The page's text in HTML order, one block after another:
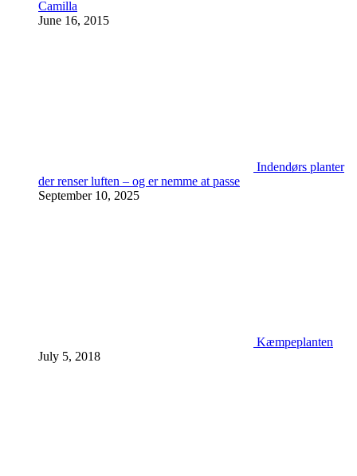
Camilla
June 16, 2015
Indendørs planter
der renser luften – og er nemme at passe
September 10, 2025
Kæmpeplanten
July 5, 2018